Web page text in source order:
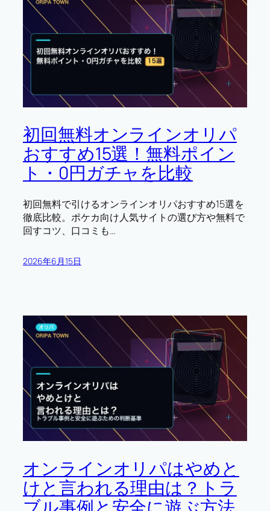
初回無料オンラインオリパ
おすすめ15選！無料ポイン
ト・0円ガチャを比較
初回無料で引けるオンラインオリパおすすめ15選を
徹底比較。ポケカ向け人気サイトの選び方や無料で
回すコツ、口コミも…
2026年6月15日
オンラインオリパはやめと
けと言われる理由は？トラ